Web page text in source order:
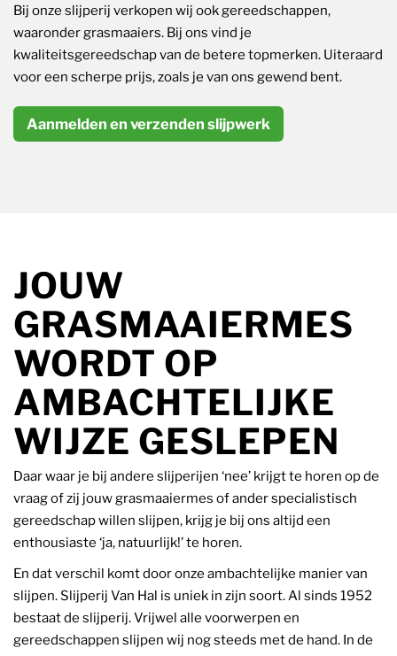
Bij onze slijperij verkopen wij ook gereedschappen,
waaronder grasmaaiers. Bij ons vind je
kwaliteitsgereedschap van de betere topmerken. Uiteraard
voor een scherpe prijs, zoals je van ons gewend bent.
Aanmelden en verzenden slijpwerk
JOUW
GRASMAAIERMES
WORDT OP
AMBACHTELIJKE
WIJZE GESLEPEN
Daar waar je bij andere slijperijen ‘nee’ krijgt te horen op de
vraag of zij jouw grasmaaiermes of ander specialistisch
gereedschap willen slijpen, krijg je bij ons altijd een
enthousiaste ‘ja, natuurlijk!’ te horen.
En dat verschil komt door onze ambachtelijke manier van
slijpen. Slijperij Van Hal is uniek in zijn soort. Al sinds 1952
bestaat de slijperij. Vrijwel alle voorwerpen en
gereedschappen slijpen wij nog steeds met de hand. In de